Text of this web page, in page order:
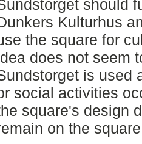
should
Kulturhus
the square for
does not seem
is used
social activities
square's design
on the